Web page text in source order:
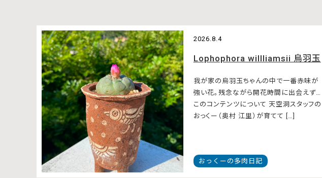
2026.8.4
Lophophora willliamsii 烏羽玉
我が家の烏羽玉ちゃんの中で一番赤味が
強い花。残念ながら開花時間に出会えず…
このコンテンツについて 天空洞スタッフの
おっくー（奥村 江里）が育てて […]
おっくーの多肉日記